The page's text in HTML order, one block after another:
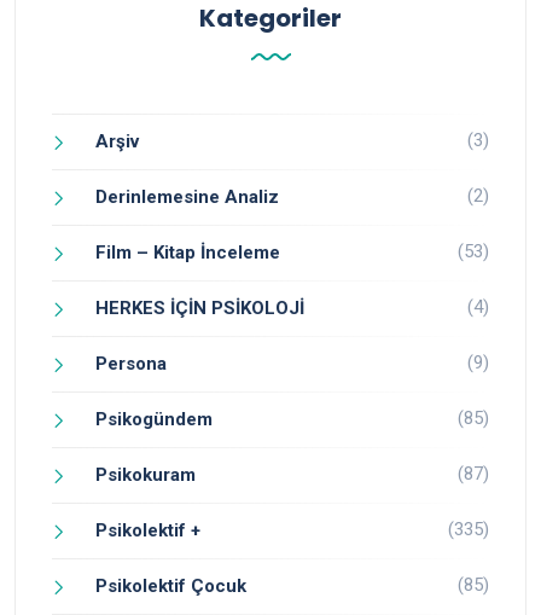
Kategoriler
Arşiv (3)
Derinlemesine Analiz (2)
Film – Kitap İnceleme (53)
HERKES İÇİN PSİKOLOJİ (4)
Persona (9)
Psikogündem (85)
Psikokuram (87)
Psikolektif + (335)
Psikolektif Çocuk (85)